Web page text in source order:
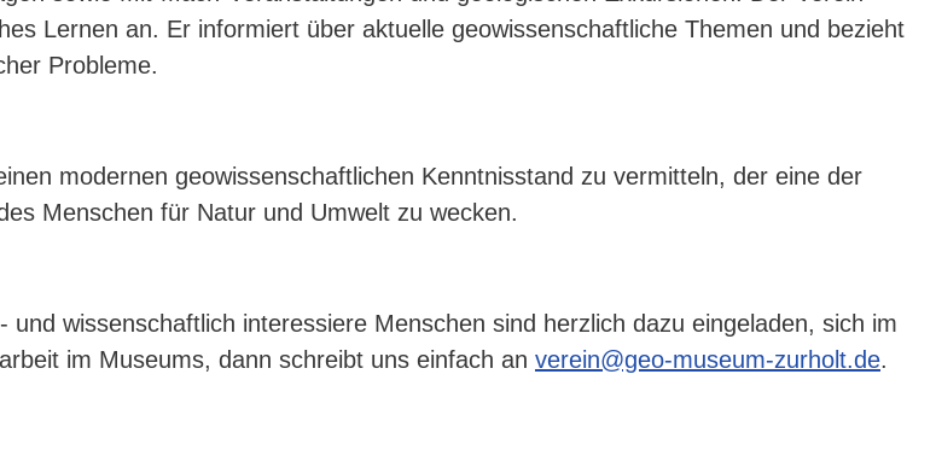
Lernen an. Er informiert über aktuelle geowissenschaftliche Themen und bezieht
Probleme.
modernen geowissenschaftlichen Kenntnisstand zu vermitteln, der eine der
Menschen für Natur und Umwelt zu wecken.
wissenschaftlich interessiere Menschen sind herzlich dazu eingeladen, sich im
im Museums, dann schreibt uns einfach an verein@geo-museum-zurholt.de.